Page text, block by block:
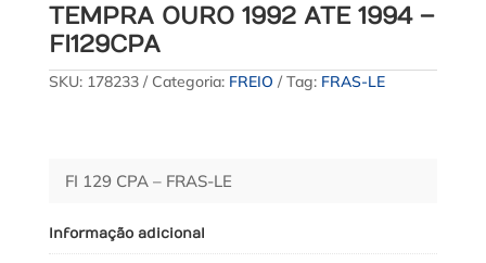
TEMPRA OURO 1992 ATE 1994 –
FI129CPA
SKU: 178233 Categoria: FREIO Tag: FRAS-LE
FI 129 CPA – FRAS-LE
Informação adicional